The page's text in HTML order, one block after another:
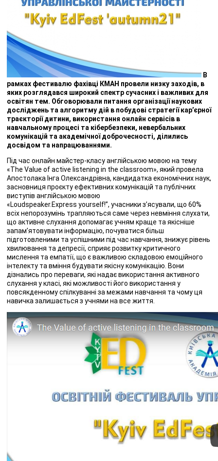
В
рамках фестивалю фахівці КМАН провели низку заходів, в
яких розглядався широкий спектр сучасних і важливих для
освітян тем. Обговорювали питання організації наукових
досліджень та алгоритму дій в побудові стратегії кар’єрної
траєкторії дитини, використання онлайн сервісів в
навчальному процесі та кібербезпеки, невербальних
комунікацій та академічної доброчесності, ділились
досвідом та напрацюваннями.
Під час онлайн майстер-класу англійською мовою на тему
«The Value of active listening in the classroom», який провела
Апостолака Інга Олександрівна, кандидатка економічних наук,
засновниця проєкту ефективних комунікацій та публічних
виступів англійською мовою
«Loudspeaker.Express yourself!”, учасники з’ясували, що 60%
всіх непорозумінь трапляються саме через невміння слухати,
що активне слухання допомагає учням краще та якісніше
запам’ятовувати інформацію, почуватися більш
підготовленими та успішними під час навчання, знижує рівень
хвилювання та депресії, сприяє розвитку критичного
мислення та емпатії, що є важливою складовою емоційного
інтелекту та вміння будувати якісну комунікацію. Вони
дізнались про переваги, які надає використання активного
слухання у класі, які можливості його використання у
повсякденному спілкуванні за межами навчання та чому ця
навичка залишається з учнями на все життя.